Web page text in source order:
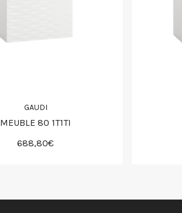
GAUDI
MEUBLE 80 1T1TI
688,80€